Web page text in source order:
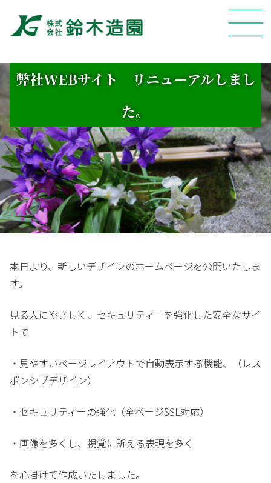
弊社WEBサイト リニューアルしまし
た。
本日より、新しいデザインのホームページを公開いたしま
す。
見る人にやさしく、セキュリティーを強化した安全なサイ
トで
・見やすいページレイアウトで自動表示する機能、（レス
ポンシブデザイン）
・セキュリティーの強化（全ページSSL対応）
・画像を多くし、視覚に訴える表現を多く
を心掛けて作成いたしました。